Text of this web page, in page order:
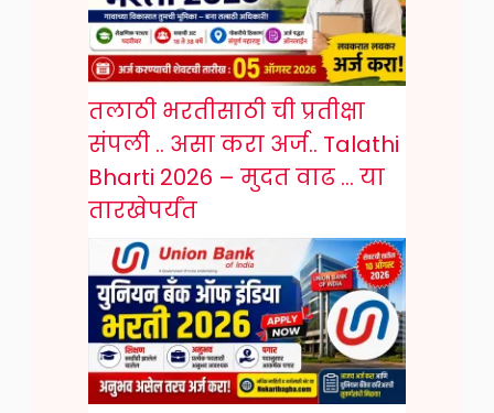
तलाठी भरतीसाठी ची प्रतीक्षा
संपली .. असा करा अर्ज.. Talathi
Bharti 2026 – मुदत वाढ … या
तारखेपर्यंत